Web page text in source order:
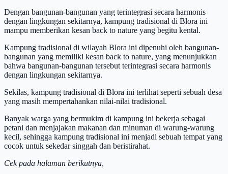
Dengan bangunan-bangunan yang terintegrasi secara harmonis
dengan lingkungan sekitarnya, kampung tradisional di Blora ini
mampu memberikan kesan back to nature yang begitu kental.
Kampung tradisional di wilayah Blora ini dipenuhi oleh bangunan-
bangunan yang memiliki kesan back to nature, yang menunjukkan
bahwa bangunan-bangunan tersebut terintegrasi secara harmonis
dengan lingkungan sekitarnya.
Sekilas, kampung tradisional di Blora ini terlihat seperti sebuah desa
yang masih mempertahankan nilai-nilai tradisional.
Banyak warga yang bermukim di kampung ini bekerja sebagai
petani dan menjajakan makanan dan minuman di warung-warung
kecil, sehingga kampung tradisional ini menjadi sebuah tempat yang
cocok untuk sekedar singgah dan beristirahat.
Cek pada halaman berikutnya,